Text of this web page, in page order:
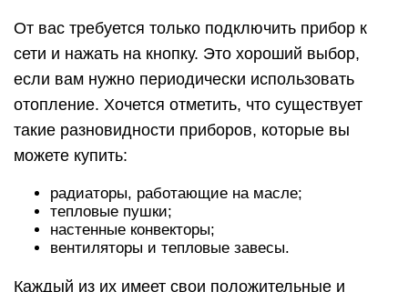
От вас требуется только подключить прибор к
сети и нажать на кнопку. Это хороший выбор,
если вам нужно периодически использовать
отопление. Хочется отметить, что существует
такие разновидности приборов, которые вы
можете купить:
радиаторы, работающие на масле;
тепловые пушки;
настенные конвекторы;
вентиляторы и тепловые завесы.
Каждый из их имеет свои положительные и